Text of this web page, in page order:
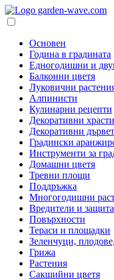
Основен
Година в градината
Едногодишни и
Балконни цветя
Луковични
Алпинисти
Кулинарни рецепти
Декоративни храсти
Декоративни
Градински
Инструменти за
Домашни цветя
Тревни площи
Поддръжка
Многогодишни
Вредители и
Повърхности
Тераси и площадки
Зеленчуци,
Грижа
Растения
Сакшийни цветя